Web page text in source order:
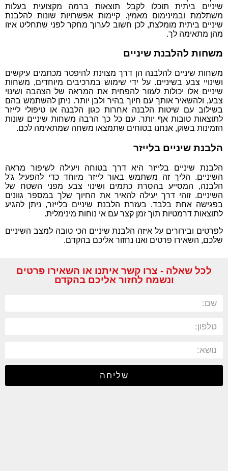
שיניים ביתית תוכלו לקבל תוצאות ברמה מקצועית בעלות
משתלמת ובמינימום מאמץ. קיימות אפשרויות שונות להלבנת
שיניים ביתית מומלצת, לכן חשוב לערוך מחקר לפני שתחליט איזו
מהן מתאימה לך.
משחות להלבנת שיניים
משחות שיניים להלבנה הן דרך מצוינת להיפטר מכתמים עיקשים
ושינויי צבע בשיניים. על ידי שימוש במרכיבים מיוחדים, משחות
שיניים אלו יכולות לעזור להפחית את המראה של הצהבה ושינוי
צבע, ולהשאיר אותך עם חיוך בהיר ולבן יותר. ניתן להשתמש בהם
בשילוב עם שיטות הלבנה אחרות כגון הלבנה או טיפולי לייזר
לתוצאות טובות אף יותר. עם כל כך הרבה משחות שיניים שונות
הזמינות בשוק, אנחנו בטוחים שתמצאו משחה שמתאימה לכם.
הלבנת שיניים בלייזר
הלבנת שיניים בלייזר היא דרך בטוחה ויעילה לשיפור מראה
השיניים. הליך זה משתמש באור לייזר מיוחד כדי להפעיל ג'ל
הלבנה, המסייע בהסרת כתמים ושינוי צבע מפני השטח של
השיניים. זוהי דרך יעילה להאיר את החיוך שלך במספר גוונים
בפגישה אחת בלבד. בעזרת הלבנת שיניים בלייזר, ניתן להגיע
לתוצאות דרמטיות תוך זמן קצר עם אי נוחות מינימלית.
לפרטים ובירורים על איזה הלבנת שיניים הכי טובה למצב השיניים
שלכם, השאירו פרטים ואנו נחזור אליכם בהקדם.
לכל שאלה - צרו קשר איתנו או השאירו פרטים
ונשמח לחזור אליכם בהקדם
שליחה